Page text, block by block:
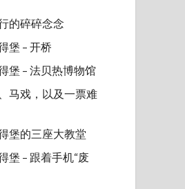
的碎碎念念
堡 – 开桥
堡 – 法贝热博物馆
马戏，以及一票难
堡的三座大教堂
堡 – 跟着手机“废